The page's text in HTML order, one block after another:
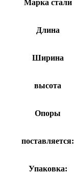
Марка стали
Длина
Ширина
высота
Опоры
поставляется:
Упаковка: